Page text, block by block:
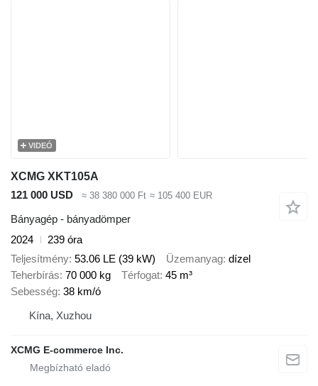
VIDEÓ
XCMG XKT105A
121 000 USD
≈ 38 380 000 Ft ≈ 105 400 EUR
Bányagép - bányadömper
2024
239 óra
Teljesítmény 53.06 LE (39 kW) Üzemanyag dízel
Teherbírás 70 000 kg Térfogat 45 m³
Sebesség 38 km/ó
Kína, Xuzhou
XCMG E-commerce Inc.